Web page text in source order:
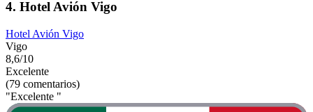
4. Hotel Avión Vigo
Hotel Avión Vigo
Vigo
8,6/10
Excelente
(79 comentarios)
"Excelente "